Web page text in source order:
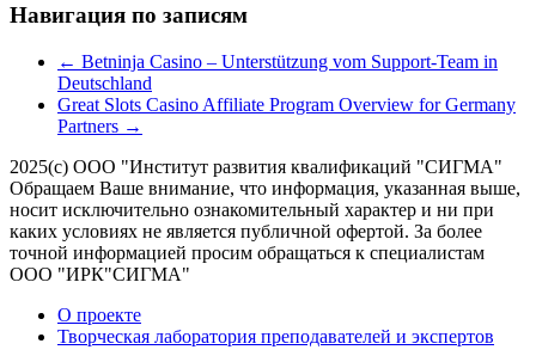
Навигация по записям
← Betninja Casino – Unterstützung vom Support-Team in
Deutschland
Great Slots Casino Affiliate Program Overview for Germany
Partners →
2025(с) ООО "Институт развития квалификаций "СИГМА"
Обращаем Ваше внимание, что информация, указанная выше,
носит исключительно ознакомительный характер и ни при
каких условиях не является публичной офертой. За более
точной информацией просим обращаться к специалистам
ООО "ИРК"СИГМА"
О проекте
Творческая лаборатория преподавателей и экспертов